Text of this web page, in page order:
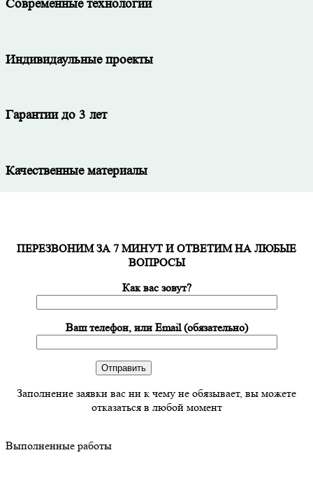
Современные технологии
Индивидаульные проекты
Гарантии до 3 лет
Качественные материалы
ПЕРЕЗВОНИМ ЗА 7 МИНУТ И ОТВЕТИМ НА ЛЮБЫЕ
ВОПРОСЫ
Как вас зовут?
Ваш телефон, или Email (обязательно)
Заполнение заявки вас ни к чему не обязывает, вы можете
отказаться в любой момент
Выполненные работы